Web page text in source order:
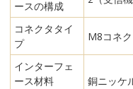
ースの構成
コネクタタイ
プ
M8コネク
インターフェ
ース材料
銅ニッケ